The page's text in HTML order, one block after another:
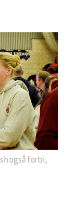
også forbi,